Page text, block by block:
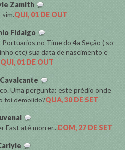
Zamith
sim.QUI, 01 DE OUT
Fidalgo
no Time do 4a Seção ( so
etc) sua data de nascimento e
QUI, 01 DE OUT
Uma pergunta: este prédio onde
foi demolido?QUA, 30 DE SET
Fast até morrer...DOM, 27 DE SET